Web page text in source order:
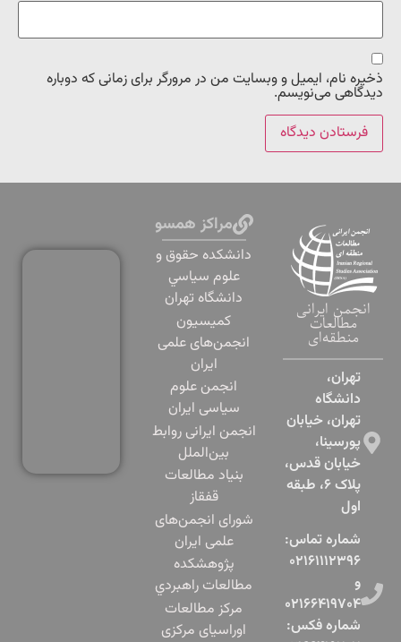
ذخیره نام، ایمیل و وبسایت من در مرورگر برای زمانی که دوباره
دیدگاهی می‌نویسم.
انجمن ایرانی
مطالعات
منطقه‌ای
تهران،
دانشگاه
تهران، خیابان
پورسینا،
خیابان قدس،
پلاک ۶، طبقه
اول​
شماره تماس:
۰۲۱۶۱۱۱۲۳۹۶
و
۰۲۱۶۶۴۱۹۷۰۴
شماره فکس:
مراکز همسو
دانشكده حقوق و
علوم سياسي
دانشگاه تهران
کمیسیون
انجمن‌های علمی
ایران
انجمن علوم
سیاسی ایران
انجمن ایرانی روابط
بین‌الملل
بنياد مطالعات
قفقاز
شورای انجمن‌های
علمی ایران
پژوهشكده
مطالعات راهبردي
مرکز مطالعات
اوراسیای مرکزی